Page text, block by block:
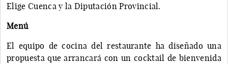
Elige Cuenca y la Diputación Provincial.
Menú
El equipo de cocina del restaurante ha diseñado una
propuesta que arrancará con un cocktail de bienvenida